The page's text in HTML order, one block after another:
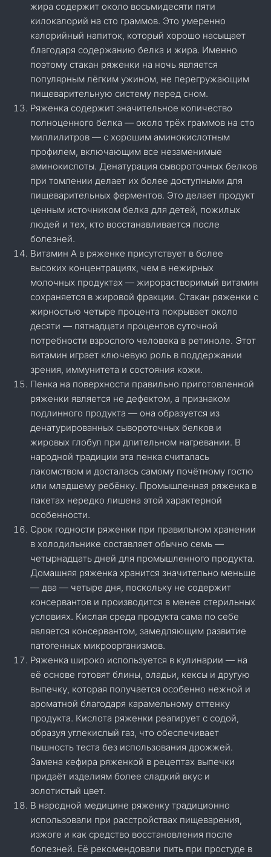
жира содержит около восьмидесяти пяти
килокалорий на сто граммов. Это умеренно
калорийный напиток, который хорошо насыщает
благодаря содержанию белка и жира. Именно
поэтому стакан ряженки на ночь является
популярным лёгким ужином, не перегружающим
пищеварительную систему перед сном.
Ряженка содержит значительное количество
полноценного белка — около трёх граммов на сто
миллилитров — с хорошим аминокислотным
профилем, включающим все незаменимые
аминокислоты. Денатурация сывороточных белков
при томлении делает их более доступными для
пищеварительных ферментов. Это делает продукт
ценным источником белка для детей, пожилых
людей и тех, кто восстанавливается после
болезней.
Витамин А в ряженке присутствует в более
высоких концентрациях, чем в нежирных
молочных продуктах — жирорастворимый витамин
сохраняется в жировой фракции. Стакан ряженки с
жирностью четыре процента покрывает около
десяти — пятнадцати процентов суточной
потребности взрослого человека в ретиноле. Этот
витамин играет ключевую роль в поддержании
зрения, иммунитета и состояния кожи.
Пенка на поверхности правильно приготовленной
ряженки является не дефектом, а признаком
подлинного продукта — она образуется из
денатурированных сывороточных белков и
жировых глобул при длительном нагревании. В
народной традиции эта пенка считалась
лакомством и досталась самому почётному гостю
или младшему ребёнку. Промышленная ряженка в
пакетах нередко лишена этой характерной
особенности.
Срок годности ряженки при правильном хранении
в холодильнике составляет обычно семь —
четырнадцать дней для промышленного продукта.
Домашняя ряженка хранится значительно меньше
— два — четыре дня, поскольку не содержит
консервантов и производится в менее стерильных
условиях. Кислая среда продукта сама по себе
является консервантом, замедляющим развитие
патогенных микроорганизмов.
Ряженка широко используется в кулинарии — на
её основе готовят блины, оладьи, кексы и другую
выпечку, которая получается особенно нежной и
ароматной благодаря карамельному оттенку
продукта. Кислота ряженки реагирует с содой,
образуя углекислый газ, что обеспечивает
пышность теста без использования дрожжей.
Замена кефира ряженкой в рецептах выпечки
придаёт изделиям более сладкий вкус и
золотистый цвет.
В народной медицине ряженку традиционно
использовали при расстройствах пищеварения,
изжоге и как средство восстановления после
болезней. Её рекомендовали пить при простуде в